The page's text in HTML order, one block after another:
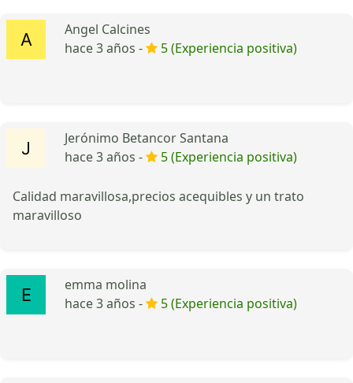
Angel Calcines
hace 3 años -
5 (Experiencia positiva)
Jerónimo Betancor Santana
hace 3 años -
5 (Experiencia positiva)
Calidad maravillosa,precios acequibles y un trato
maravilloso
emma molina
hace 3 años -
5 (Experiencia positiva)